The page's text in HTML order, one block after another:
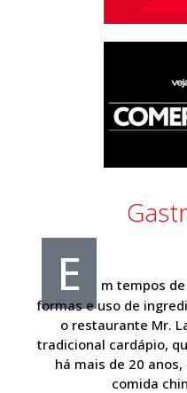
E
m tempos
formas e uso de
o restaurante Mr.
tradicional cardápio, que é praticamente o
há mais de 20
comida